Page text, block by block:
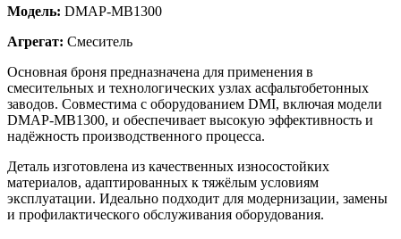
Модель: DMAP-MB1300
Агрегат: Смеситель
Основная броня предназначена для применения в
смесительных и технологических узлах асфальтобетонных
заводов. Совместима с оборудованием DMI, включая модели
DMAP-MB1300, и обеспечивает высокую эффективность и
надёжность производственного процесса.
Деталь изготовлена из качественных износостойких
материалов, адаптированных к тяжёлым условиям
эксплуатации. Идеально подходит для модернизации, замены
и профилактического обслуживания оборудования.